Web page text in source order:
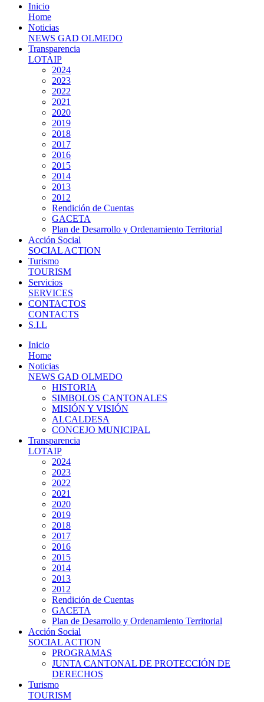
Inicio
Home
Noticias
NEWS GAD OLMEDO
Transparencia
LOTAIP
2024
2023
2022
2021
2020
2019
2018
2017
2016
2015
2014
2013
2012
Rendición de Cuentas
GACETA
Plan de Desarrollo y Ordenamiento Territorial
Acción Social
SOCIAL ACTION
Turismo
TOURISM
Servicios
SERVICES
CONTACTOS
CONTACTS
S.I.L
Inicio
Home
Noticias
NEWS GAD OLMEDO
HISTORIA
SIMBOLOS CANTONALES
MISIÓN Y VISIÓN
ALCALDESA
CONCEJO MUNICIPAL
Transparencia
LOTAIP
2024
2023
2022
2021
2020
2019
2018
2017
2016
2015
2014
2013
2012
Rendición de Cuentas
GACETA
Plan de Desarrollo y Ordenamiento Territorial
Acción Social
SOCIAL ACTION
PROGRAMAS
JUNTA CANTONAL DE PROTECCIÓN DE
DERECHOS
Turismo
TOURISM